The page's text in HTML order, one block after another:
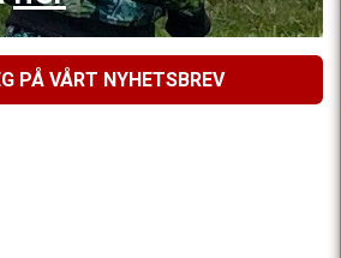
PÅ VÅRT NYHETSBREV